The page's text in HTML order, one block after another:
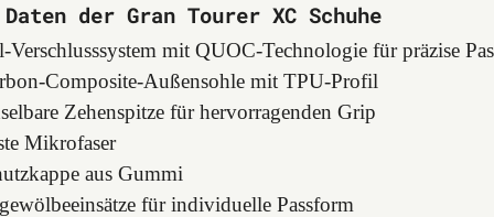
der Gran Tourer XC Schuhe
Verschlusssystem mit QUOC-Technologie für präzise
Composite-Außensohle mit TPU-Profil
Zehenspitze für hervorragenden Grip
Mikrofaser
aus Gummi
für individuelle Passform